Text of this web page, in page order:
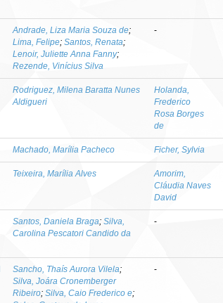
Andrade, Liza Maria Souza de;
Lima, Felipe;Santos, Renata;
Lenoir, Juliette Anna Fanny;
Rezende, Vinícius Silva
-
Rodriguez, Milena Baratta Nunes
Aldigueri
Holanda,
Frederico
Rosa Borges
de
Machado, Marília Pacheco Ficher, Sylvia
Teixeira, Marília Alves
Amorim,
Cláudia Naves
David
Santos, Daniela Braga;Silva,
Carolina Pescatori Candido da
-
Sancho, Thaís Aurora Vilela;
Silva, Joára Cronemberger
Ribeiro;Silva, Caio Frederico e;
-